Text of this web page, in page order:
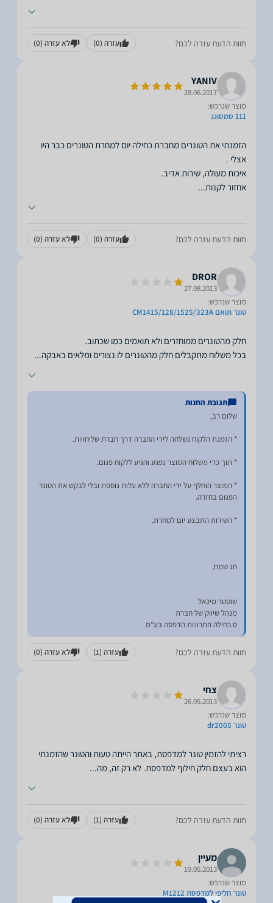
חוות הדעת עזרה לכם? עזרה (0) לא עזרה (0)
YANIV
28.06.2017
מוצר שנרכש:
111 סמסונג
הזמנתי את הטונרים מחברת כחילה יום למחרת הטונרים כבר היו
אחזור לקנות...
חוות הדעת עזרה לכם? עזרה (0) לא עזרה (0)
DROR
27.08.2013
מוצר שנרכש:
טונר תואם CM1415/128/1525/323A
בכל משלוח מתקבלים חלק מהטונרים לו נצורים ומלאים באבקה...
תגובת החנות
* המוצר הוחלף על ידי החברה ללא עלות נוספת ובלי לבקש את הטונר
ס.כחילה פתרונות הדפסה בע"מ
חוות הדעת עזרה לכם? עזרה (1) לא עזרה (0)
צחי
26.05.2013
מוצר שנרכש:
טונר dr2005
רציתי להזמין טונר למדפסת, באתר הייתה טעות והטונר שהזמנתי
הוא בעצם חלק חילוף למדפסת. לא רק זה, מה...
חוות הדעת עזרה לכם? עזרה (1) לא עזרה (0)
מעיין
19.05.2013
מוצר שנרכש:
טונר חליפי למדפסת M1212